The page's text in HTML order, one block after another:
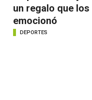
un regalo que los
emocionó
DEPORTES